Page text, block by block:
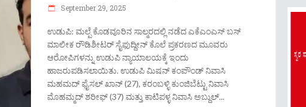
September 29, 2025
ಉಡುಪಿ: ಮಲ್ಪೆ ಕೊಡವೂರಿನ ಸಾಲ್ಮರದಲ್ಲಿ ನಡೆದ ಎಕೆಎಂಎಸ್ ಬಸ್
ಮಾಲೀಕ ರೌಡಿಶೀಟರ್ ಸೈಫುದ್ದೀನ್ ಕೊಲೆ ಪ್ರಕರಣದ ಮೂವರು
ಆರೋಪಿಗಳನ್ನು ಉಡುಪಿ ನ್ಯಾಯಾಲಯಕ್ಕೆ‌ ಇಂದು
ಹಾಜರುಪಡಿಸಲಾಯಿತು. ಉಡುಪಿ ಮಿಷನ್ ಕಂಪೌಂಡ್ ನಿವಾಸಿ
ಮಹಮದ್ ಫೈಸಲ್ ಖಾನ್ (27), ಕರಂಬಳ್ಳಿ ಕುಂಜಿಬೆಟ್ಟು ನಿವಾಸಿ
ಮೊಹಮ್ಮದ್ ಶರೀಫ್ (37) ಮತ್ತು ಕಾಟಿಪಳ್ಳ ನಿವಾಸಿ ಅಬ್ದುಲ್